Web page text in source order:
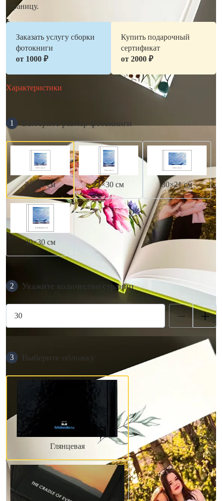
страницу.
Заказать услугу сборки
фотокниги
от 1000 ₽
Купить подарочный
сертификат
от 2000 ₽
Характеристики
1 Выберите размер фотокниги
21×21 см 21×30 см 30×21 см
30×30 см
2 Укажите количество страниц
3 Выберите обложку
Глянцевая